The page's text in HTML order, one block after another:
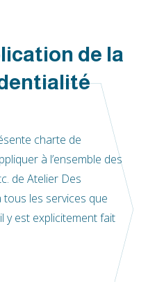
de la
charte de
à l’ensemble des
de Atelier Des
tous les services que
y est explicitement fait